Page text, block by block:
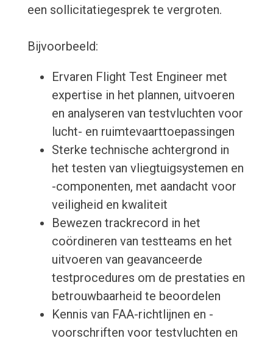
een sollicitatiegesprek te vergroten.
Bijvoorbeeld:
Ervaren Flight Test Engineer met
expertise in het plannen, uitvoeren
en analyseren van testvluchten voor
lucht- en ruimtevaarttoepassingen
Sterke technische achtergrond in
het testen van vliegtuigsystemen en
-componenten, met aandacht voor
veiligheid en kwaliteit
Bewezen trackrecord in het
coördineren van testteams en het
uitvoeren van geavanceerde
testprocedures om de prestaties en
betrouwbaarheid te beoordelen
Kennis van FAA-richtlijnen en -
voorschriften voor testvluchten en